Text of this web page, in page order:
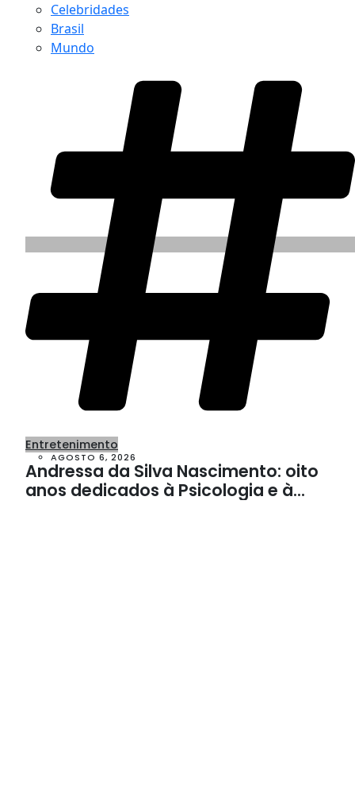
Celebridades
Brasil
Mundo
Entretenimento
AGOSTO 6, 2026
Andressa da Silva Nascimento: oito
anos dedicados à Psicologia e à